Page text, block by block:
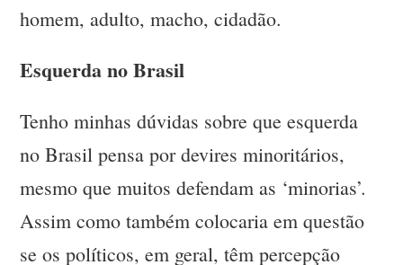
homem, adulto, macho, cidadão.
Esquerda no Brasil
Tenho minhas dúvidas sobre que esquerda
no Brasil pensa por devires minoritários,
mesmo que muitos defendam as ‘minorias’.
Assim como também colocaria em questão
se os políticos, em geral, têm percepção